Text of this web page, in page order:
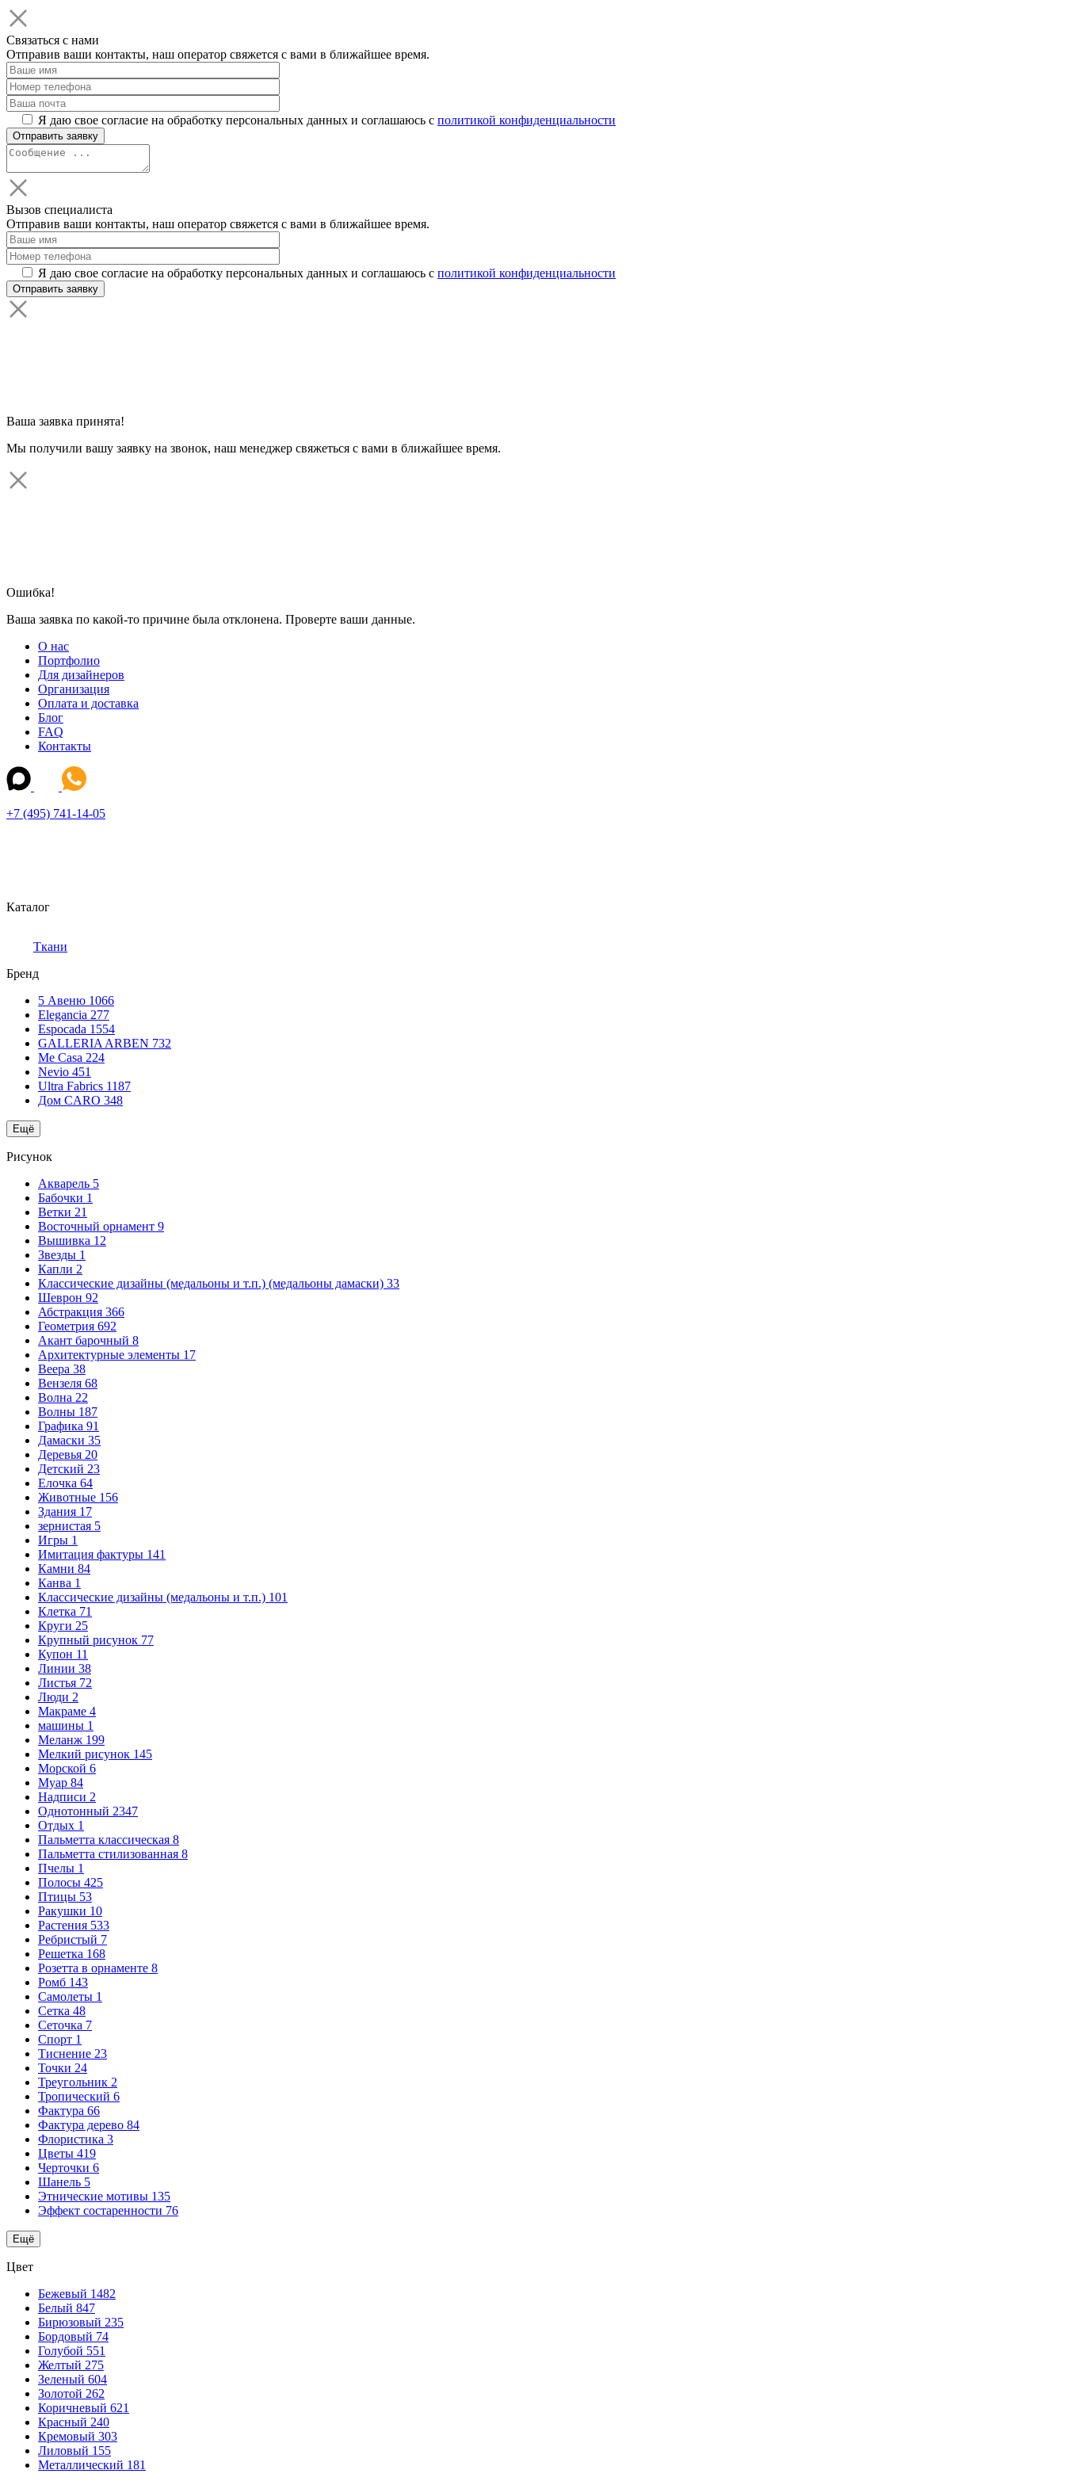
Связаться с нами
Отправив ваши контакты, наш оператор свяжется с вами в ближайшее время.
Я даю свое согласие на обработку персональных данных и соглашаюсь с политикой конфиденциальности
Вызов специалиста
Отправив ваши контакты, наш оператор свяжется с вами в ближайшее время.
Я даю свое согласие на обработку персональных данных и соглашаюсь с политикой конфиденциальности
Ваша заявка принята!
Мы получили вашу заявку на звонок, наш менеджер свяжеться с вами в ближайшее время.
Ошибка!
Ваша заявка по какой-то причине была отклонена. Проверте ваши данные.
О нас
Портфолио
Для дизайнеров
Организация
Оплата и доставка
Блог
FAQ
Контакты
+7 (495) 741-14-05
Каталог
Ткани
Бренд
5 Авеню 1066
Elegancia 277
Espocada 1554
GALLERIA ARBEN 732
Me Casa 224
Nevio 451
Ultra Fabrics 1187
Дом CARO 348
Ещё
Рисунок
Акварель 5
Бабочки 1
Ветки 21
Восточный орнамент 9
Вышивка 12
Звезды 1
Капли 2
Классические дизайны (медальоны и т.п.) (медальоны дамаски) 33
Шеврон 92
Абстракция 366
Геометрия 692
Акант барочный 8
Архитектурные элементы 17
Веера 38
Вензеля 68
Волна 22
Волны 187
Графика 91
Дамаски 35
Деревья 20
Детский 23
Елочка 64
Животные 156
Здания 17
зернистая 5
Игры 1
Имитация фактуры 141
Камни 84
Канва 1
Классические дизайны (медальоны и т.п.) 101
Клетка 71
Круги 25
Крупный рисунок 77
Купон 11
Линии 38
Листья 72
Люди 2
Макраме 4
машины 1
Меланж 199
Мелкий рисунок 145
Морской 6
Муар 84
Надписи 2
Однотонный 2347
Отдых 1
Пальметта классическая 8
Пальметта стилизованная 8
Пчелы 1
Полосы 425
Птицы 53
Ракушки 10
Растения 533
Ребристый 7
Решетка 168
Розетта в орнаменте 8
Ромб 143
Самолеты 1
Сетка 48
Сеточка 7
Спорт 1
Тиснение 23
Точки 24
Треугольник 2
Тропический 6
Фактура 66
Фактура дерево 84
Флористика 3
Цветы 419
Черточки 6
Шанель 5
Этнические мотивы 135
Эффект состаренности 76
Ещё
Цвет
Бежевый 1482
Белый 847
Бирюзовый 235
Бордовый 74
Голубой 551
Желтый 275
Зеленый 604
Золотой 262
Коричневый 621
Красный 240
Кремовый 303
Лиловый 155
Металлический 181